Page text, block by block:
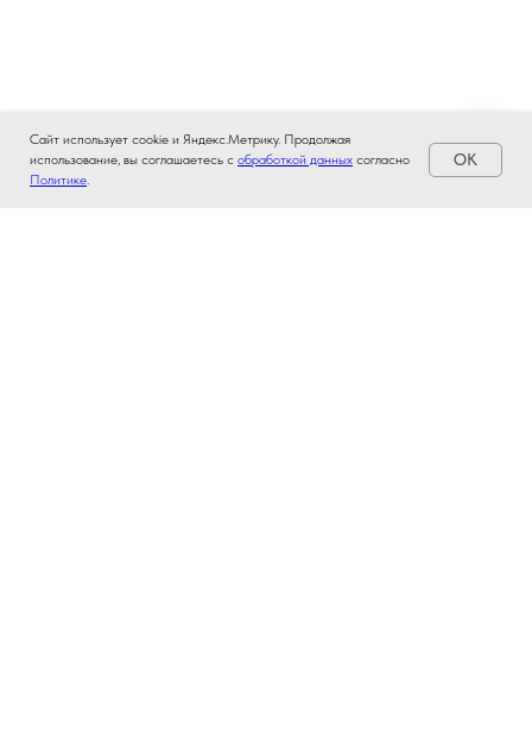
Сайт использует cookie и Яндекс.Метрику. Продолжая
использование, вы соглашаетесь с обработкой данных согласно
Политике.
OK